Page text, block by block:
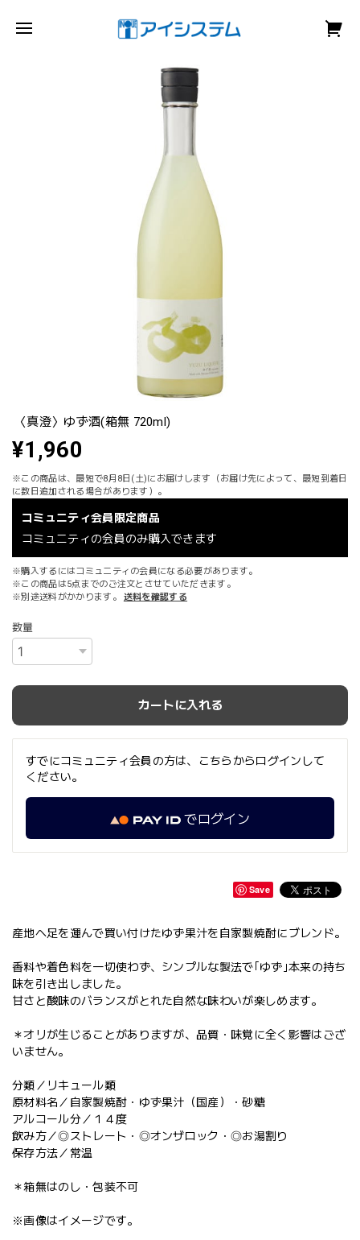
〈真澄〉ゆず酒(箱無 720ml)
¥1,960
※この商品は、最短で8月8日(土)にお届けします（お届け先によって、最短到着日
に数日追加される場合があります）。
コミュニティ会員限定商品
コミュニティの会員のみ購入できます
※購入するにはコミュニティの会員になる必要があります。
※この商品は5点までのご注文とさせていただきます。
※別途送料がかかります。
送料を確認する
数量
カートに入れる
すでにコミュニティ会員の方は、こちらからログインして
ください。
でログイン
Save
産地へ足を運んで買い付けたゆず果汁を自家製焼酎にブレンド。
香料や着色料を一切使わず、シンプルな製法で｢ゆず｣本来の持ち
味を引き出しました。
甘さと酸味のバランスがとれた自然な味わいが楽しめます。
＊オリが生じることがありますが、品質・味覚に全く影響はござ
いません。
分類／リキュール類
原材料名／自家製焼酎・ゆず果汁（国産）・砂糖
アルコール分／１４度
飲み方／◎ストレート・◎オンザロック・◎お湯割り
保存方法／常温
＊箱無はのし・包装不可
※画像はイメージです。